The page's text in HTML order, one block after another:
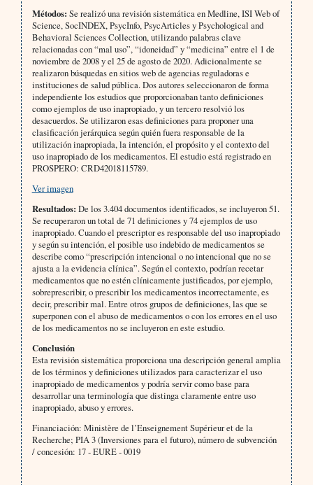
Métodos: Se realizó una revisión sistemática en Medline, ISI Web of
Science, SocINDEX, PsycInfo, PsycArticles y Psychological and
Behavioral Sciences Collection, utilizando palabras clave
relacionadas con “mal uso”, “idoneidad” y “medicina” entre el 1 de
noviembre de 2008 y el 25 de agosto de 2020. Adicionalmente se
realizaron búsquedas en sitios web de agencias reguladoras e
instituciones de salud pública. Dos autores seleccionaron de forma
independiente los estudios que proporcionaban tanto definiciones
como ejemplos de uso inapropiado, y un tercero resolvió los
desacuerdos. Se utilizaron esas definiciones para proponer una
clasificación jerárquica según quién fuera responsable de la
utilización inapropiada, la intención, el propósito y el contexto del
uso inapropiado de los medicamentos. El estudio está registrado en
PROSPERO: CRD42018115789.
Ver imagen
Resultados: De los 3.404 documentos identificados, se incluyeron 51.
Se recuperaron un total de 71 definiciones y 74 ejemplos de uso
inapropiado. Cuando el prescriptor es responsable del uso inapropiado
y según su intención, el posible uso indebido de medicamentos se
describe como “prescripción intencional o no intencional que no se
ajusta a la evidencia clínica”. Según el contexto, podrían recetar
medicamentos que no estén clínicamente justificados, por ejemplo,
sobreprescribir, o prescribir los medicamentos incorrectamente, es
decir, prescribir mal. Entre otros grupos de definiciones, las que se
superponen con el abuso de medicamentos o con los errores en el uso
de los medicamentos no se incluyeron en este estudio.
Conclusión
Esta revisión sistemática proporciona una descripción general amplia
de los términos y definiciones utilizados para caracterizar el uso
inapropiado de medicamentos y podría servir como base para
desarrollar una terminología que distinga claramente entre uso
inapropiado, abuso y errores.
Financiación: Ministère de l’Enseignement Supérieur et de la
Recherche; PIA 3 (Inversiones para el futuro), número de subvención
/ concesión: 17 ‐ EURE ‐ 0019